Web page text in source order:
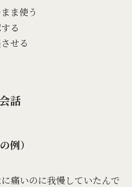
ま使う
る
せる
話
例）
痛いのに我慢していたんで